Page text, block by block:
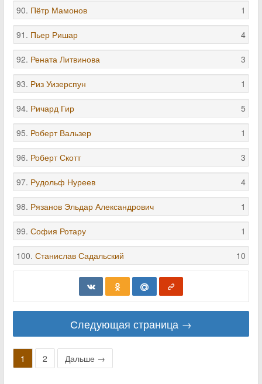
90. Пётр Мамонов 1
91. Пьер Ришар 4
92. Рената Литвинова 3
93. Риз Уизерспун 1
94. Ричард Гир 5
95. Роберт Вальзер 1
96. Роберт Скотт 3
97. Рудольф Нуреев 4
98. Рязанов Эльдар Александрович 1
99. София Ротару 1
100. Станислав Садальский 10
Следующая страница →
1 2 Дальше →